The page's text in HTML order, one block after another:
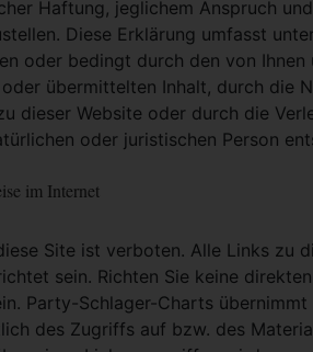
Haftung, jeglichem Anspruch
Diese Erklärung umfasst
oder bedingt durch den von Ihnen
übermittelten Inhalt, durch die
dieser Website oder durch die
oder juristischen Person
im Internet
Site ist verboten. Alle Links zu
sein. Richten Sie keine
Party-Schlager-Charts
des Zugriffs auf bzw. des